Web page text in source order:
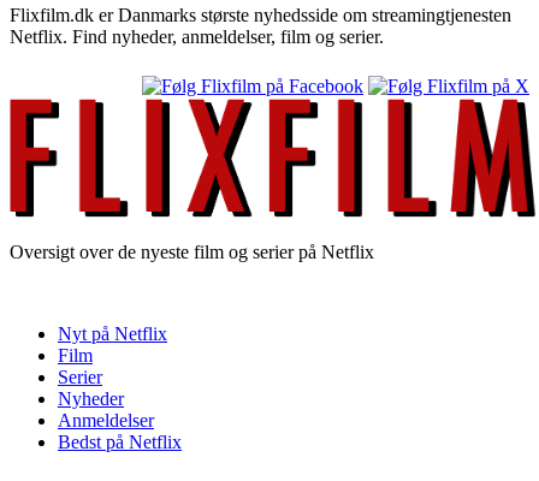
Flixfilm.dk er Danmarks største nyhedsside om streamingtjenesten
Netflix. Find nyheder, anmeldelser, film og serier.
Oversigt over de nyeste film og serier på Netflix
Nyt på Netflix
Film
Serier
Nyheder
Anmeldelser
Bedst på Netflix